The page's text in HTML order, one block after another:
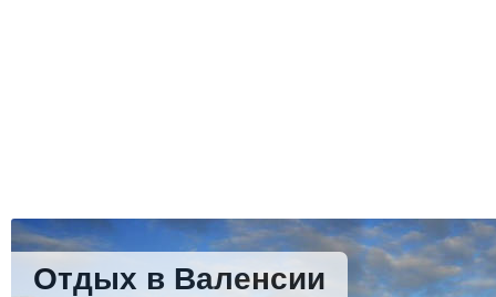
Отдых в Валенсии